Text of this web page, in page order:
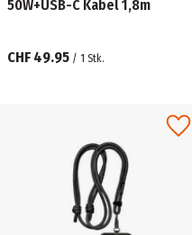
50W+USB-C Kabel 1,8m
CHF 49.95 / 1 Stk.